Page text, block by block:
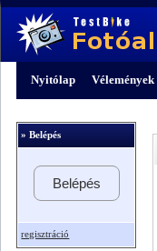
Nyitólap Vélemények
» Belépés
Belépés
regisztráció